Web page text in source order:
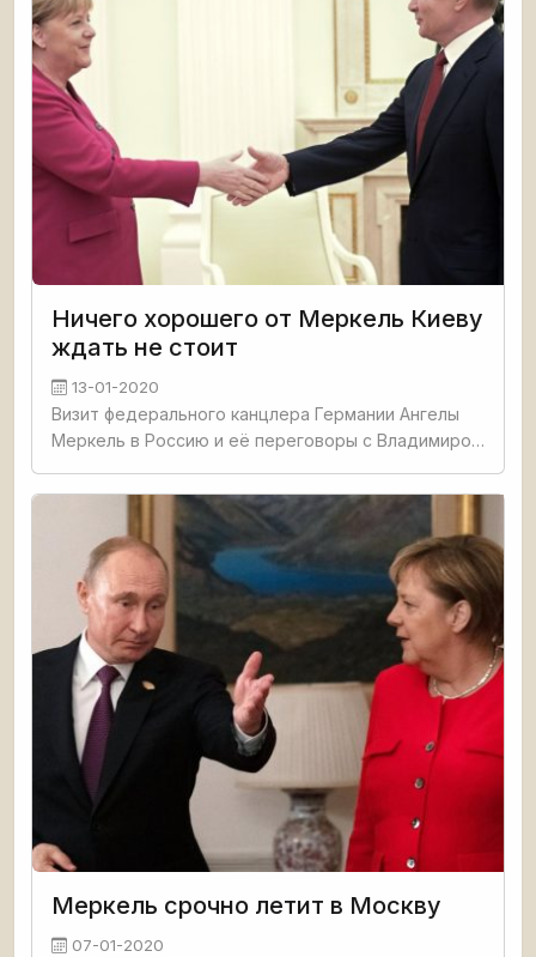
Ничего хорошего от Меркель Киеву
ждать не стоит
13-01-2020
Визит федерального канцлера Германии Ангелы
Меркель в Россию и её переговоры с Владимиром
Меркель срочно летит в Москву
07-01-2020